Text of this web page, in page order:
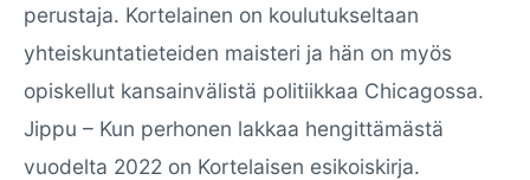
perustaja. Kortelainen on koulutukseltaan
yhteiskuntatieteiden maisteri ja hän on myös
opiskellut kansainvälistä politiikkaa Chicagossa.
Jippu – Kun perhonen lakkaa hengittämästä
vuodelta 2022 on Kortelaisen esikoiskirja.